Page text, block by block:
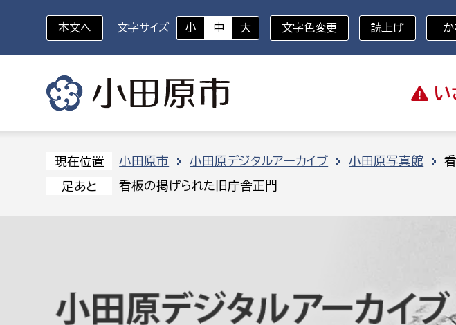
い
いざというときに
防災・ハザードマップ
対象者を選択 分野を選択
組織から探す
部に属さない室 企画部
デジタル推進課
本文へ 文字サイズ 小 中 大 文字色変更 読上げ か
現在位置 小田原市 小田原デジタルアーカイブ 小田原写真館
足あと 看板の掲げられた旧庁舎正門